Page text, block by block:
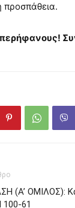
προσπάθεια.
(A’ ΟΜΙΛΟΣ):
100-61